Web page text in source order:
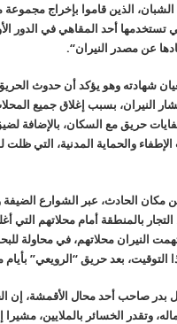
الشبان، الذين قاموا بإخراج
تستخدمها أحد المقاهي في الدور
عن مصدر النيران“.
شهادته وهو يؤكد أن حدوث
النيران، بسبب إغلاق جميع
حريق مع السكان، بالإضافة
والحماية المدنية، التي
مكان الحادث، عبر الشوارع
بالمنطقة أمام محلاتهم التي
النيران محلاتهم، في محاولة
التوقيت، بعد حريق “الرويعي” بأيام
بدر صاحب أحد محال الأقمشة،
وتقدر الخسائر بالملايين،